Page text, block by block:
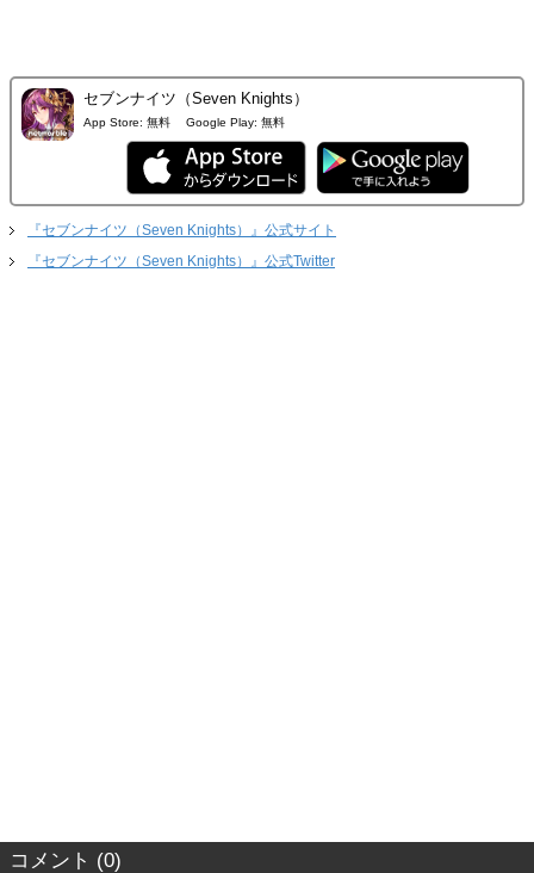
セブンナイツ（Seven Knights）
App Store: 無料 Google Play: 無料
『セブンナイツ（Seven Knights）』公式サイト
『セブンナイツ（Seven Knights）』公式Twitter
コメント (0)